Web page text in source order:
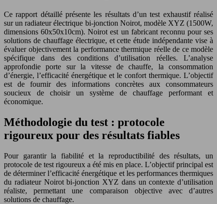
Ce rapport détaillé présente les résultats d’un test exhaustif réalisé
sur un radiateur électrique bi-jonction Noirot, modèle XYZ (1500W,
dimensions 60x50x10cm). Noirot est un fabricant reconnu pour ses
solutions de chauffage électrique, et cette étude indépendante vise à
évaluer objectivement la performance thermique réelle de ce modèle
spécifique dans des conditions d’utilisation réelles. L’analyse
approfondie porte sur la vitesse de chauffe, la consommation
d’énergie, l’efficacité énergétique et le confort thermique. L’objectif
est de fournir des informations concrètes aux consommateurs
soucieux de choisir un système de chauffage performant et
économique.
Méthodologie du test : protocole
rigoureux pour des résultats fiables
Pour garantir la fiabilité et la reproductibilité des résultats, un
protocole de test rigoureux a été mis en place. L’objectif principal est
de déterminer l’efficacité énergétique et les performances thermiques
du radiateur Noirot bi-jonction XYZ dans un contexte d’utilisation
réaliste, permettant une comparaison objective avec d’autres
solutions de chauffage.